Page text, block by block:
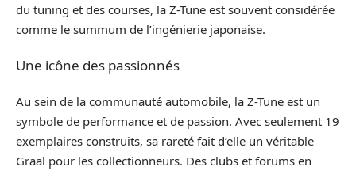
du tuning et des courses, la Z-Tune est souvent considérée
comme le summum de l’ingénierie japonaise.
Une icône des passionnés
Au sein de la communauté automobile, la Z-Tune est un
symbole de performance et de passion. Avec seulement 19
exemplaires construits, sa rareté fait d’elle un véritable
Graal pour les collectionneurs. Des clubs et forums en